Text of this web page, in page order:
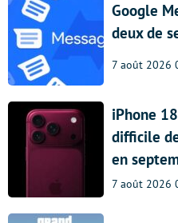
Google
deux de
7 août 2026
iPhone
difficile
en
7 août 2026